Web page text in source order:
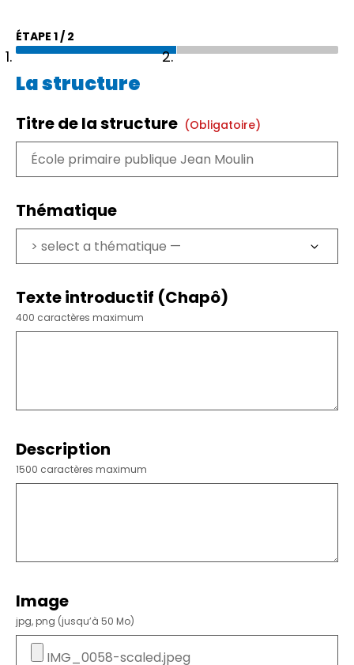
ÉTAPE 1/ 2
La structure
Titre de la structure (obligatoire)
Thématique
Texte introductif (Chapô)
400 caractères maximum
Description
1500 caractères maximum
Image
jpg, png (jusqu’à 50 Mo)